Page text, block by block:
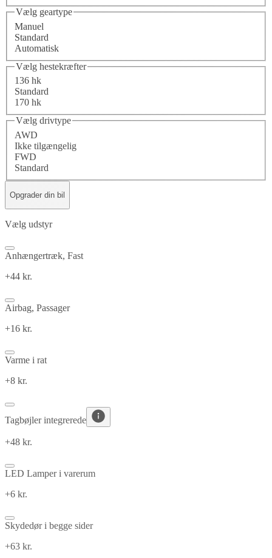
Vælg geartype
Manuel
Standard
Automatisk
Vælg hestekræfter
136 hk
Standard
170 hk
Vælg drivtype
AWD
Ikke tilgængelig
FWD
Standard
Opgrader din bil
Vælg udstyr
Anhængertræk, Fast
+44 kr.
Airbag, Passager
+16 kr.
Varme i rat
+8 kr.
Tagbøjler integrerede
+48 kr.
LED Lamper i varerum
+6 kr.
Skydedør i begge sider
+63 kr.